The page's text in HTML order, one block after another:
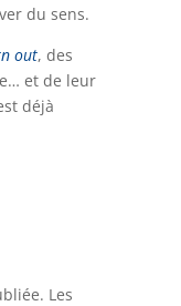
du sens.
out, des
et de leur
déjà
Les